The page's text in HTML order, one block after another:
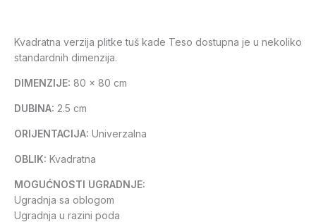
Kvadratna verzija plitke tuš kade Teso dostupna je u nekoliko
standardnih dimenzija.
DIMENZIJE: 80 x 80 cm
DUBINA: 2.5 cm
ORIJENTACIJA: Univerzalna
OBLIK: Kvadratna
MOGUĆNOSTI UGRADNJE:
Ugradnja sa oblogom
Ugradnja u razini poda